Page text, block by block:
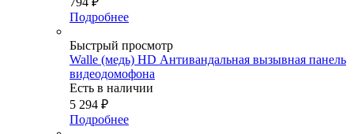
Подробнее
Быстрый просмотр
Walle (медь) HD Антивандальная вызывная панель
видеодомофона
Есть в наличии
5 294 ₽
Подробнее